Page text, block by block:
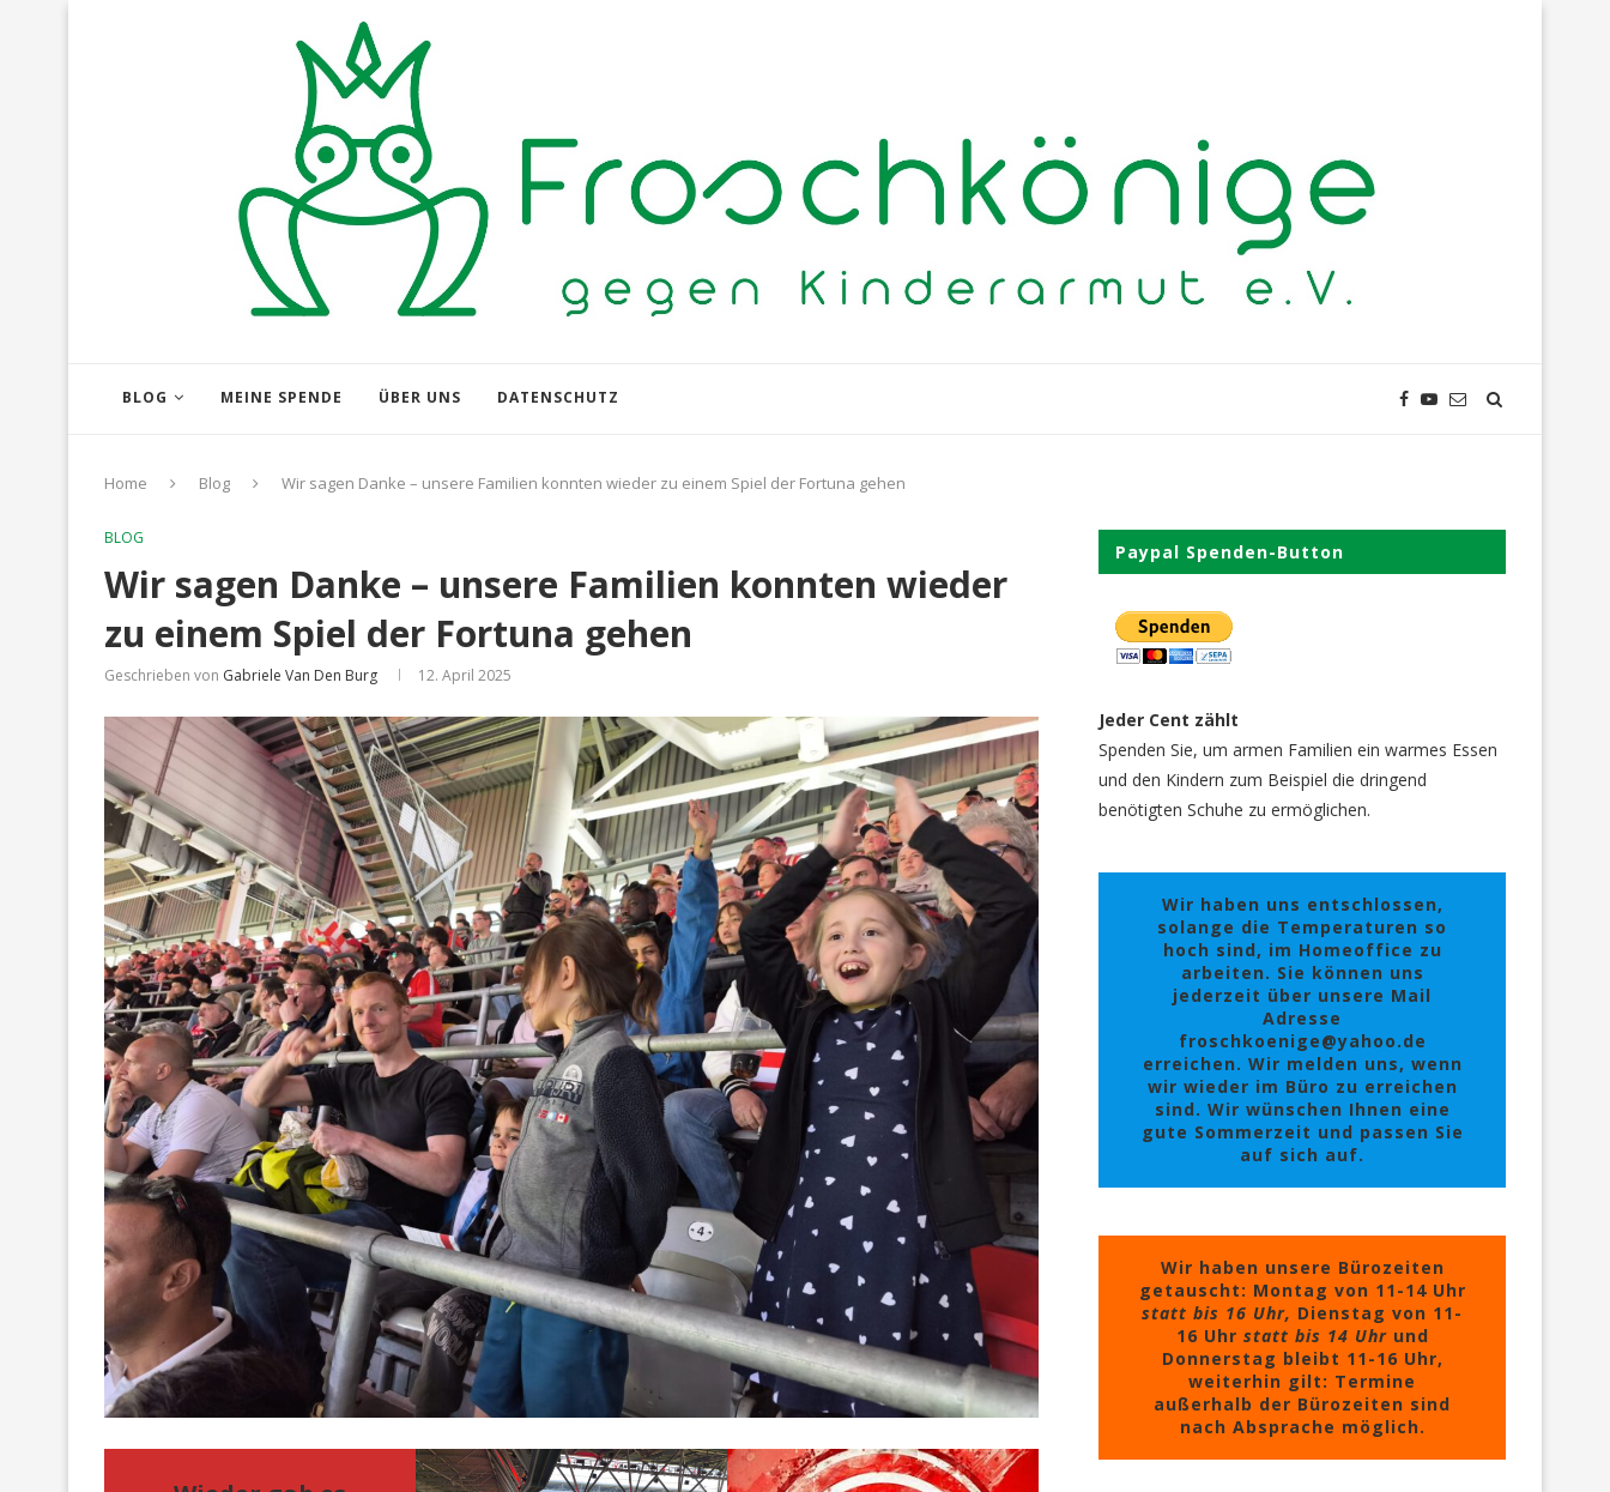
BLOG MEINE SPENDE ÜBER UNS DATENSCHUTZ
Home Blog Wir sagen Danke – unsere Familien konnten wieder zu einem Spiel der Fortuna gehen
BLOG
Wir sagen Danke – unsere Familien konnten wieder
zu einem Spiel der Fortuna gehen
Geschrieben von Gabriele Van Den Burg 12. April 2025
Paypal Spenden-Button
Jeder Cent zählt
Spenden Sie, um armen Familien ein warmes Essen
und den Kindern zum Beispiel die dringend
benötigten Schuhe zu ermöglichen.
Wir haben uns entschlossen,
solange die Temperaturen so
hoch sind, im Homeoffice zu
arbeiten. Sie können uns
jederzeit über unsere Mail
Adresse
froschkoenige@yahoo.de
erreichen. Wir melden uns, wenn
wir wieder im Büro zu erreichen
sind. Wir wünschen Ihnen eine
gute Sommerzeit und passen Sie
auf sich auf.
Wir haben unsere Bürozeiten
getauscht: Montag von 11-14 Uhr
statt bis 16 Uhr, Dienstag von 11-
16 Uhr statt bis 14 Uhrund
Donnerstag bleibt 11-16 Uhr,
weiterhin gilt: Termine
außerhalb der Bürozeiten sind
nach Absprache möglich.